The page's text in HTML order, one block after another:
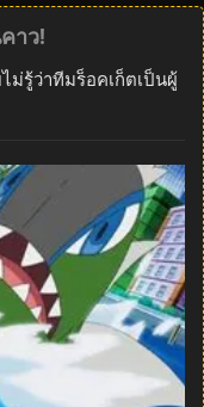
าว!
รู้ว่าทีมร็อคเก็ตเป็นผู้